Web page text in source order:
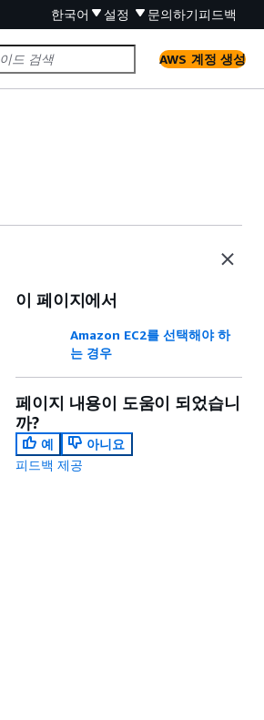
한국어 설정 문의하기피드백
AWS 계정 생성
이 페이지에서
Amazon EC2를 선택해야 하
는 경우
페이지 내용이 도움이 되었습니
까?
예
아니요
피드백 제공